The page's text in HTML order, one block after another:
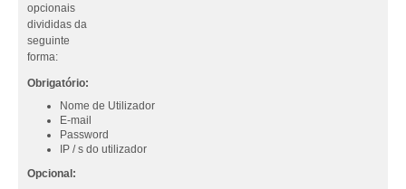
opcionais
divididas da
seguinte
forma:
Obrigatório:
Nome de Utilizador
E-mail
Password
IP / s do utilizador
Opcional: